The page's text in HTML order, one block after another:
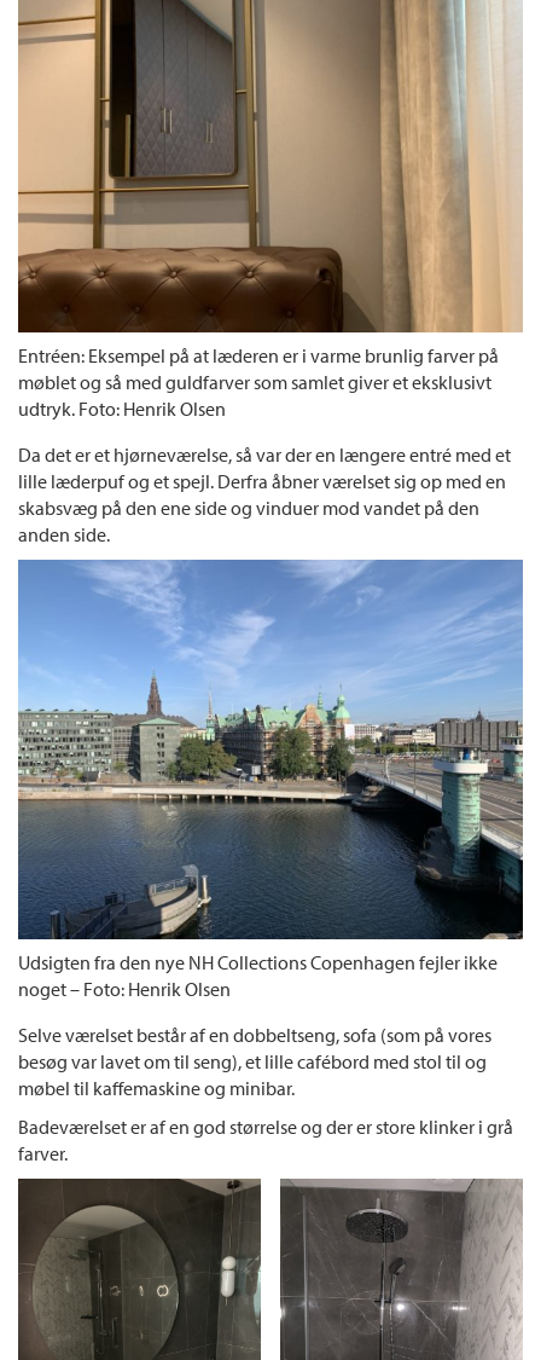
Entréen: Eksempel på at læderen er i varme brunlig farver på
møblet og så med guldfarver som samlet giver et eksklusivt
udtryk. Foto: Henrik Olsen
Da det er et hjørneværelse, så var der en længere entré med et
lille læderpuf og et spejl. Derfra åbner værelset sig op med en
skabsvæg på den ene side og vinduer mod vandet på den
anden side.
Udsigten fra den nye NH Collections Copenhagen fejler ikke
noget – Foto: Henrik Olsen
Selve værelset består af en dobbeltseng, sofa (som på vores
besøg var lavet om til seng), et lille cafébord med stol til og
møbel til kaffemaskine og minibar.
Badeværelset er af en god størrelse og der er store klinker i grå
farver.